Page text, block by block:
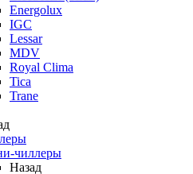
Energolux
IGC
Lessar
MDV
Royal Clima
Tica
Trane
чиллеры
Назад